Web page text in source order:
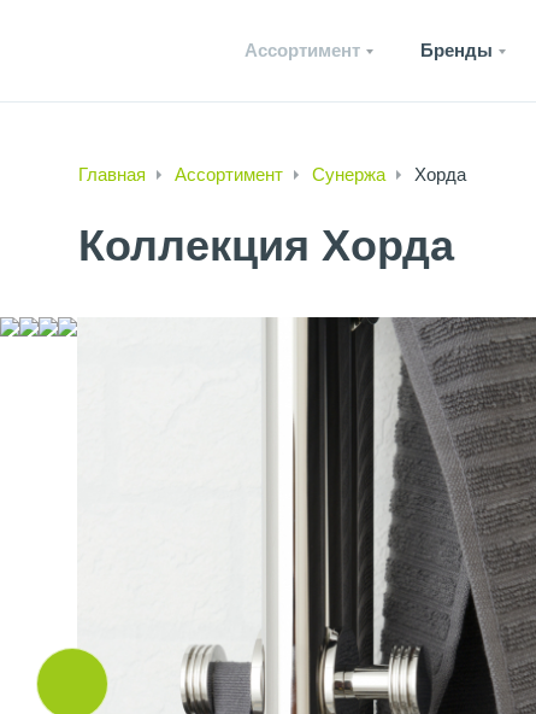
Ассортимент Бренды
Главная Ассортимент Сунержа Хорда
Коллекция Хорда